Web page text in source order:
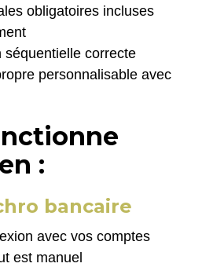
obligatoires incluses
séquentielle correcte
personnalisable avec
:
bancaire
avec vos comptes
est manuel